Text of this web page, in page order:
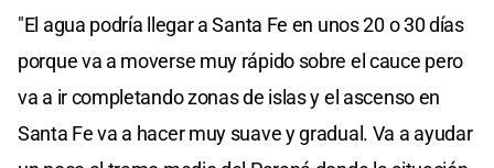
"El agua podría llegar a Santa Fe en unos 20 o 30 días
porque va a moverse muy rápido sobre el cauce pero
va a ir completando zonas de islas y el ascenso en
Santa Fe va a hacer muy suave y gradual. Va a ayudar